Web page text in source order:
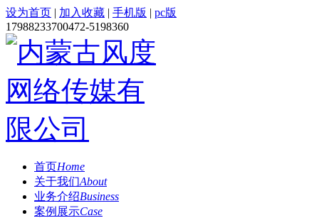
设为首页 | 加入收藏 | 手机版 | pc版
17988233700472-5198360
首页Home
关于我们About
业务介绍Business
案例展示Case